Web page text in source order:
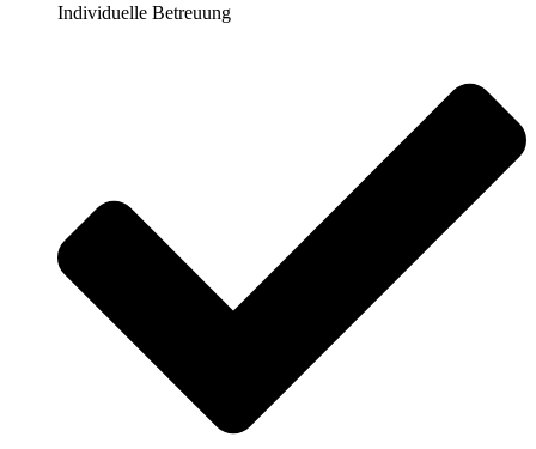
Individuelle Betreuung